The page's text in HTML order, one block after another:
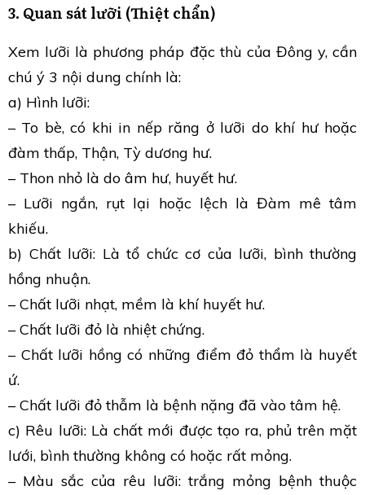
3. Quan sát lưỡi (Thiệt chẩn)
Xem lưỡi là phương pháp đặc thù của Đông y, cần
chú ý 3 nội dung chính là:
a) Hình lưỡi:
– To bè, có khi in nếp răng ở lưỡi do khí hư hoặc
đàm thấp, Thận, Tỳ dương hư.
– Thon nhỏ là do âm hư, huyết hư.
– Lưỡi ngắn, rụt lại hoặc lệch là Đàm mê tâm
khiếu.
b) Chất lưỡi: Là tổ chức cơ của lưỡi, bình thường
hồng nhuận.
– Chất lưỡi nhạt, mềm là khí huyết hư.
– Chất lưỡi đỏ là nhiệt chứng.
– Chất lưỡi hồng có những điểm đỏ thẩm là huyết
ứ.
– Chất lưỡi đỏ thẫm là bệnh nặng đã vào tâm hệ.
c) Rêu lưỡi: Là chất mới được tạo ra, phủ trên mặt
lưới, bình thường không có hoặc rất mỏng.
– Màu sắc của rêu lưỡi: trắng mỏng bệnh thuộc